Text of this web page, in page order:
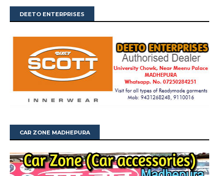
DEETO ENTERPRISES
CAR ZONE MADHEPURA